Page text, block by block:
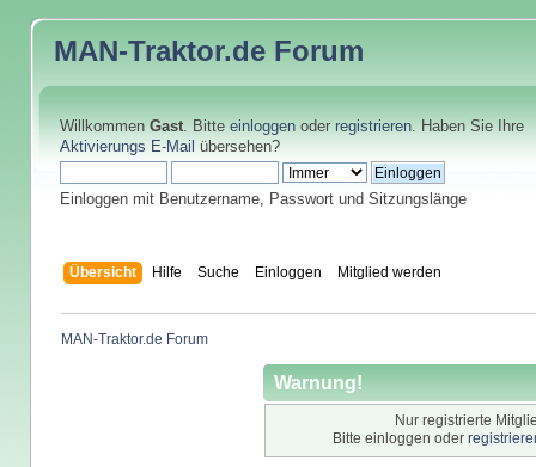
MAN-Traktor.de Forum
Willkommen Gast. Bitte einloggenoder registrieren. Haben Sie Ihre
Aktivierungs E-Mail übersehen?
Einloggen mit Benutzername, Passwort und Sitzungslänge
Übersicht Hilfe Suche Einloggen Mitglied werden
MAN-Traktor.de Forum
Warnung!
Nur registrierte
Bitte einloggen oder